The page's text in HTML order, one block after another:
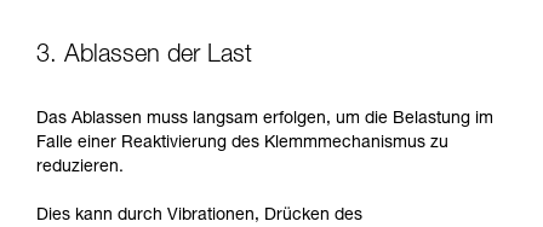
3. Ablassen der Last
Das Ablassen muss langsam erfolgen, um die Belastung im
Falle einer Reaktivierung des Klemmmechanismus zu
reduzieren.
Dies kann durch Vibrationen, Drücken des